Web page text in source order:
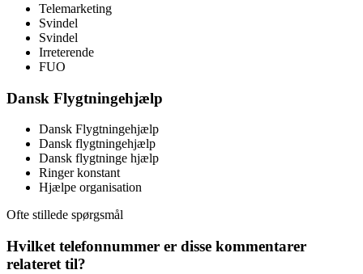
Telemarketing
Svindel
Svindel
Irreterende
FUO
Dansk Flygtningehjælp
Dansk Flygtningehjælp
Dansk flygtningehjælp
Dansk flygtninge hjælp
Ringer konstant
Hjælpe organisation
Ofte stillede spørgsmål
Hvilket telefonnummer er disse kommentarer
relateret til?